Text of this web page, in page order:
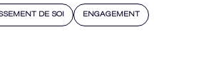
DE SOI ENGAGEMENT